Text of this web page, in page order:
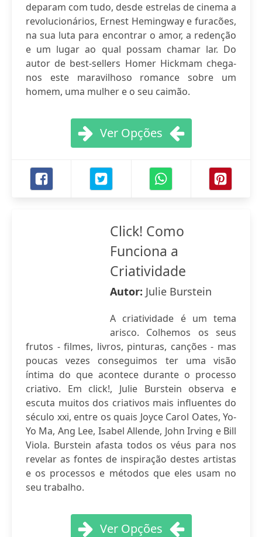
deparam com tudo, desde estrelas de cinema a
revolucionários, Ernest Hemingway e furacões,
na sua luta para encontrar o amor, a redenção
e um lugar ao qual possam chamar lar. Do
autor de best-sellers Homer Hickmam chega-
nos este maravilhoso romance sobre um
homem, uma mulher e o seu caimão.
Ver Opções
Click! Como
Funciona a
Criatividade
Autor: Julie Burstein
A criatividade é um tema
arisco. Colhemos os seus
frutos - filmes, livros, pinturas, canções - mas
poucas vezes conseguimos ter uma visão
íntima do que acontece durante o processo
criativo. Em click!, Julie Burstein observa e
escuta muitos dos criativos mais influentes do
século xxi, entre os quais Joyce Carol Oates, Yo-
Yo Ma, Ang Lee, Isabel Allende, John Irving e Bill
Viola. Burstein afasta todos os véus para nos
revelar as fontes de inspiração destes artistas
e os processos e métodos que eles usam no
seu trabalho.
Ver Opções